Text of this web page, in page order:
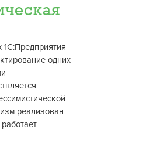
одних
реализован